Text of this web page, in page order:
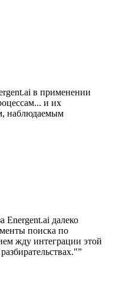
в применении
и их
наблюдаемым
Energent.ai далеко
поиска по
жду интеграции этой
”